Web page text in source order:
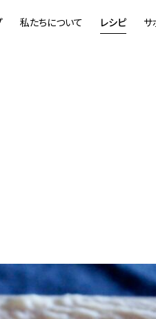
私たちについて レシピ サ